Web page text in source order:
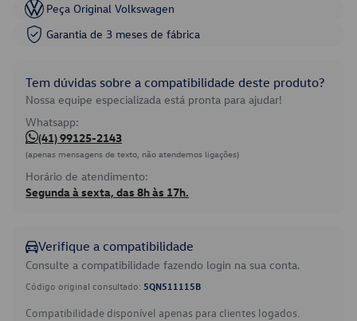
Peça Original Volkswagen
Garantia de 3 meses de fábrica
Tem dúvidas sobre a compatibilidade deste produto?
Nossa equipe especializada está pronta para ajudar!
Whatsapp:
(41) 99125-2143
(apenas mensagens de texto, não atendemos ligações)
Horário de atendimento:
Segunda à sexta, das 8h às 17h.
Verifique a compatibilidade
Consulte a compatibilidade fazendo login na sua conta.
Código original consultado: 5QN511115B
Compatibilidade disponível apenas para clientes logados.